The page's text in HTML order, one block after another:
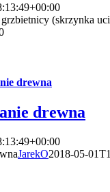
(skrzynka
drewna
drewna
JarekO2018-05-